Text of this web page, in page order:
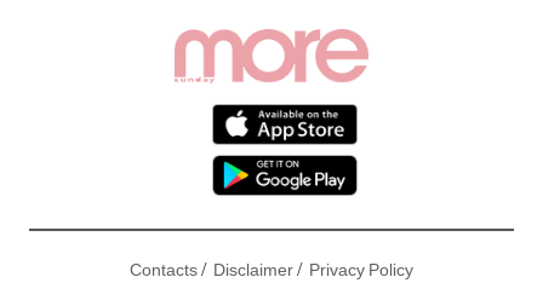
Contacts/ Disclaimer/ Privacy Policy